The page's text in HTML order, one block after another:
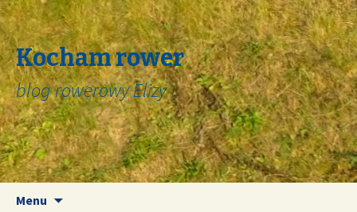
Kocham rower
blog rowerowy Elizy
Menu